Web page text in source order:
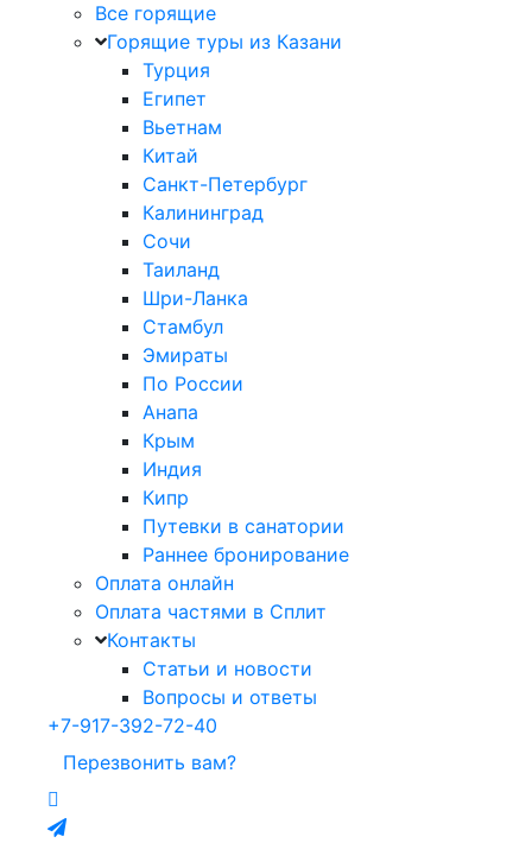
Все горящие
Горящие туры из Казани
Турция
Египет
Вьетнам
Китай
Санкт-Петербург
Калининград
Сочи
Таиланд
Шри-Ланка
Стамбул
Эмираты
По России
Анапа
Крым
Индия
Кипр
Путевки в санатории
Раннее бронирование
Оплата онлайн
Оплата частями в Сплит
Контакты
Статьи и новости
Вопросы и ответы
+7-917-392-72-40
Перезвонить вам?